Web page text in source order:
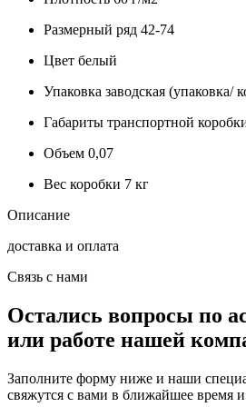
Размерный ряд 42-74
Цвет белый
Упаковка заводская (упаковка/
Габариты транспортной
Объем 0,07
Вес коробки 7 кг
Описание
доставка и оплата
Связь с нами
Остались вопросы по
или работе нашей
Заполните форму ниже и наши
свяжутся с вами в ближайшее время